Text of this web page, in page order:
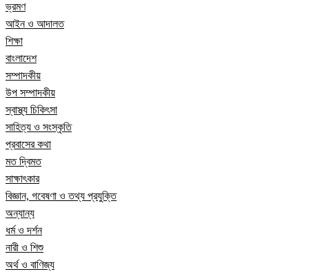
ভ্রমণ
আইন ও আদালত
শিক্ষা
বাংলাদেশ
সম্পাদকীয়
উপ সম্পাদকীয়
স্বাস্থ্য চিকিৎসা
সাহিত্য ও সংস্কৃতি
প্রবাসের কথা
মত দ্বিমত
সাক্ষাৎকার
বিজ্ঞান, গবেষণা ও তথ্য প্রযুক্তি
অন্যান্য
ধর্ম ও দর্শন
নারী ও শিশু
অর্থ ও বাণিজ্য